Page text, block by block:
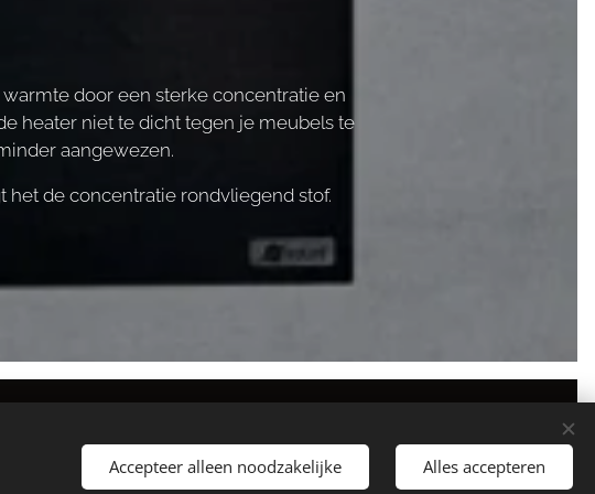
door een sterke concentratie en
heater niet te dicht tegen je meubels te
aangewezen.
het de concentratie rondvliegend stof.
Wekelijks geüpdatet
Cookies
Talen
Nederlands English
Accepteer alleen noodzakelijke Alles accepteren